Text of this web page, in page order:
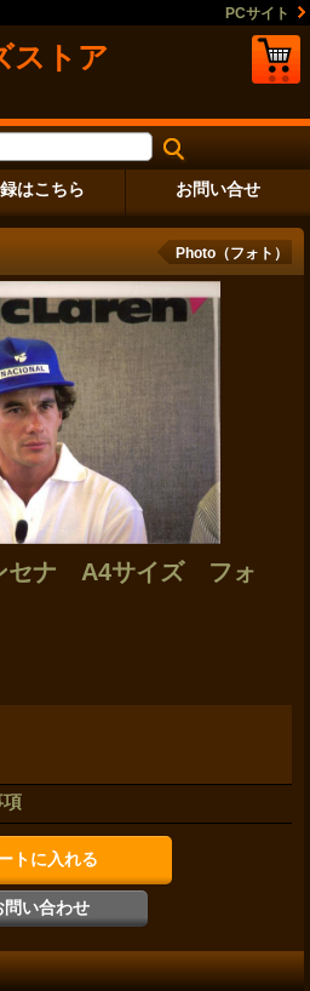
PCサイト
ストア
はこちら お問い合せ
Photo（フォト）
セナ A4サイズ フォ
項